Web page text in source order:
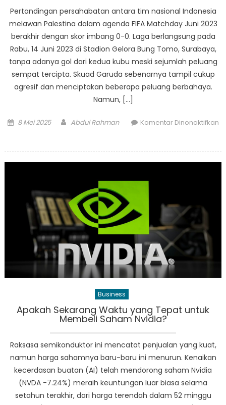
Pertandingan persahabatan antara tim nasional Indonesia
melawan Palestina dalam agenda FIFA Matchday Juni 2023
berakhir dengan skor imbang 0-0. Laga berlangsung pada
Rabu, 14 Juni 2023 di Stadion Gelora Bung Tomo, Surabaya,
tanpa adanya gol dari kedua kubu meski sejumlah peluang
sempat tercipta. Skuad Garuda sebenarnya tampil cukup
agresif dan menciptakan beberapa peluang berbahaya.
Namun, […]
Posted
8 Mei 2025 Author
Abdul Rahman
Komentar Dinonaktifkan
Maksimalkan
Peluang,
Ditahan
Imbang
Palestina
Business
Apakah Sekarang Waktu yang Tepat untuk
Membeli Saham Nvidia?
Raksasa semikonduktor ini mencatat penjualan yang kuat,
namun harga sahamnya baru-baru ini menurun. Kenaikan
kecerdasan buatan (AI) telah mendorong saham Nvidia
(NVDA -7.24%) meraih keuntungan luar biasa selama
setahun terakhir, dari harga terendah dalam 52 minggu